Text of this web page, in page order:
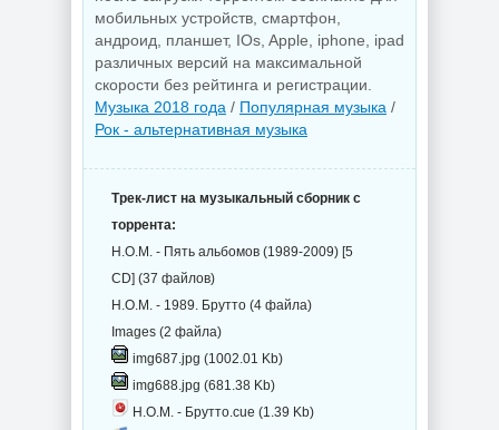
мобильных устройств, смартфон,
андроид, планшет, IOs, Apple, iphone, ipad
различных версий на максимальной
скорости без рейтинга и регистрации.
Музыка 2018 года / Популярная музыка /
Рок - альтернативная музыка
Трек-лист на музыкальный сборник с
торрента:
Н.О.М. - Пять альбомов (1989-2009) [5
CD] (37 файлов)
Н.О.М. - 1989. Брутто (4 файла)
Images (2 файла)
img687.jpg (1002.01 Kb)
img688.jpg (681.38 Kb)
Н.О.М. - Брутто.cue (1.39 Kb)